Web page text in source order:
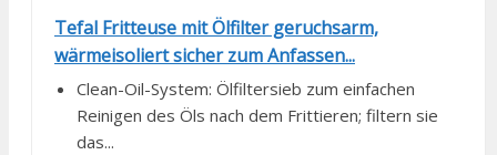
Tefal Fritteuse mit Ölfilter geruchsarm,
wärmeisoliert sicher zum Anfassen...
Clean-Oil-System: Ölfiltersieb zum einfachen
Reinigen des Öls nach dem Frittieren; filtern sie
das...